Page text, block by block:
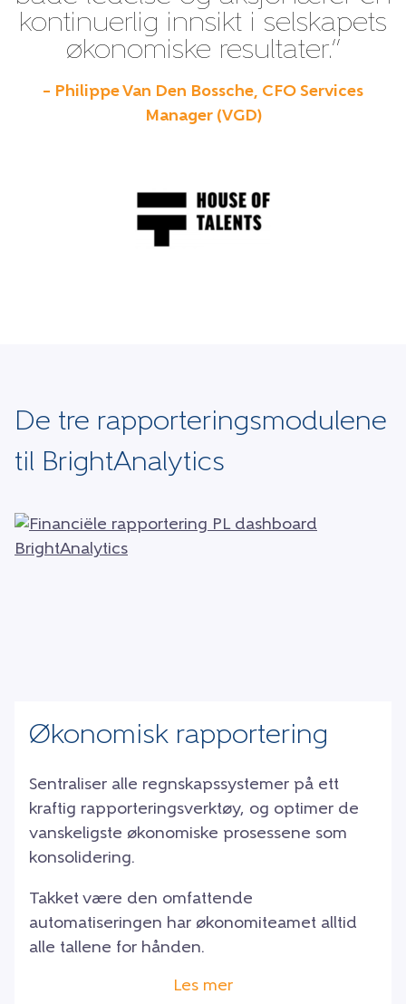
kontinuerlig innsikt i selskapets
økonomiske resultater.”
– Philippe Van Den Bossche, CFO Services
Manager (VGD)
De tre rapporteringsmodulene
til BrightAnalytics
Økonomisk rapportering
Sentraliser alle regnskapssystemer på ett
kraftig rapporteringsverktøy, og optimer de
vanskeligste økonomiske prosessene som
konsolidering.
Takket være den omfattende
automatiseringen har økonomiteamet alltid
alle tallene for hånden.
Les mer